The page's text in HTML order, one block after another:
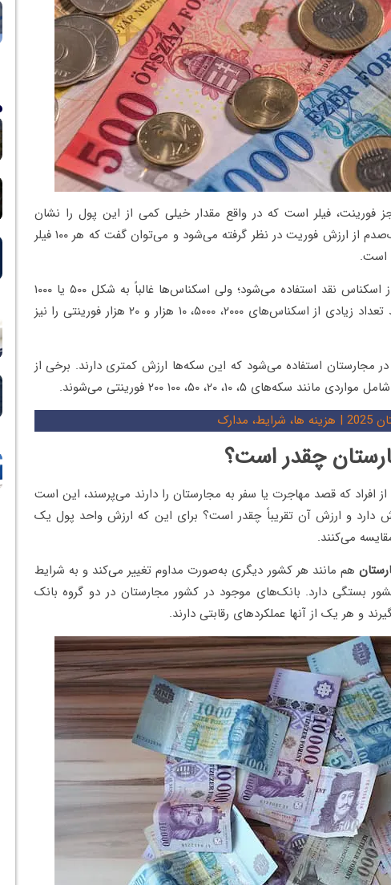
فورینت، فیلر است که در واقع مقدار خیلی کمی از این پول را نشان
می‌دهد. به‌عبارت‌دیگر، فیلر تنها یک‌صدم از ارزش فوریت در نظر گرفته می‌شود و می‌‌توان گفت که هر ۱۰۰ فیلر
است.
بیشتر مواقع در کشور مجارستان از اسکناس نقد استفاده می‌شود؛ ولی اسکناس‌ها غالباً به شکل ۵۰۰ یا ۱۰۰۰
فورینت هستند. به‌علاوه، می‌توانید تعداد زیادی از اسکناس‌های ۲۰۰۰، ۵۰۰۰، ۱۰ هزار و ۲۰ هزار فورینتی را نیز
مجارستان استفاده می‌شود که این سکه‌ها ارزش کمتری دارند. برخی از
۵، ۱۰، ۲۰، ۵۰، ۱۰۰ ۲۰۰ فورینتی می‌شوند.
مدارک
چقدر است؟
افراد که قصد مهاجرت یا سفر به مجارستان را دارند می‌پرسند، این است
دارد و ارزش آن تقریباً چقدر است؟ برای این که ارزش واحد پول یک
می‌کنند.
هم مانند هر کشور دیگری به‌صورت مداوم تغییر می‌کند و به شرایط
بستگی دارد. بانک‌های موجود در کشور مجارستان در دو گروه بانک
و هر یک از آنها عملکردهای رقابتی دارند.